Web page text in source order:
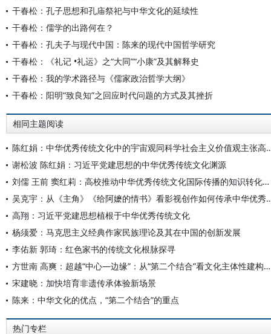
干春松：孔子思想和孔庙祭祀与中华文化的延续性
干春松：儒学的出路何在？
干春松：孔夫子与现代中国：陈来的现代中国哲学研究
干春松：《礼记 •礼运》之“大同”“小康”及其解释史
干春松：我的学术路径与《儒家政治哲学大纲》
干春松：阳明“致良知”之回应时代问题的方式及其挫折
相同主题阅读
陈红娟：中华优秀传统文化中的
谢松波 陈红娟：习近平党建思想的中华优秀传统文化渊源
刘儒 王前 窦红莉：高校推动中华优秀传统文化国际传播的知识转化路径
吴克宇：从《主角》《给阿嬷
高翔：习近平党建思想植根于中华优秀传统文化
杨须爱：马克思主义经典作家民族理论及其在中国的创新发展
李佑新 郭琦：红色家书的传统文化根脉探寻
方世南 高爽：超越“中心—边缘”：从“第二个结合”看文化主体性建构的中国范式
宋建晓：加快培育非遗传承体验新场景
陈来：中华文化的优点，“第二个结合”的重点
热门专栏